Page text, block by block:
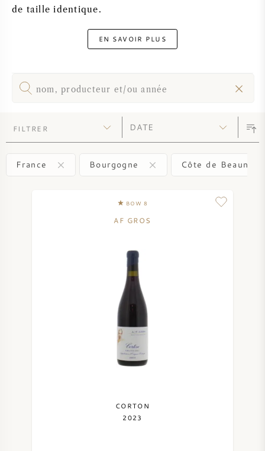
CADEAUX
VIN BLANC
CABERNET SAUVIGNON
MOËT & CHANDON
ARMAND DE BRIGNAC
de taille identique.
EN SAVOIR PLUS
FILTRER
France Bourgogne Côte de Beaune
BOW 8
AF GROS
CORTON
2023